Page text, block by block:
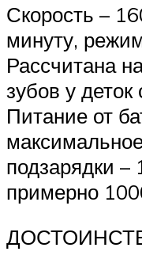
Скорость –
минуту,
Рассчитана
зубов у
Питание от
подзарядки –
примерно